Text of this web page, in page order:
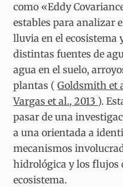
como «Eddy
estables para analizar
lluvia en el ecosistema
distintas fuentes de
agua en el suelo,
plantas (Goldsmith et
Vargas et al., 2013 ).
pasar de una
a una orientada a
mecanismos
hidrológica y los flujos
ecosistema.